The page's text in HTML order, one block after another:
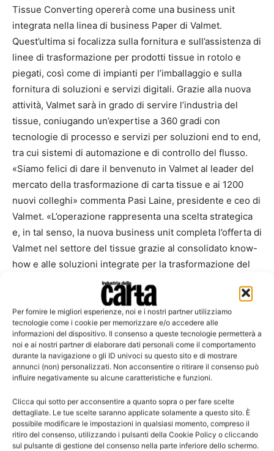
Per fornire le migliori esperienze, noi e i nostri partner utilizziamo
tecnologie come i cookie per memorizzare e/o accedere alle
informazioni del dispositivo. Il consenso a queste tecnologie permetterà a
noi e ai nostri partner di elaborare dati personali come il comportamento
durante la navigazione o gli ID univoci su questo sito e di mostrare
annunci (non) personalizzati. Non acconsentire o ritirare il consenso può
influire negativamente su alcune caratteristiche e funzioni.
Clicca qui sotto per acconsentire a quanto sopra o per fare scelte
dettagliate. Le tue scelte saranno applicate solamente a questo sito. È
possibile modificare le impostazioni in qualsiasi momento, compreso il
ritiro del consenso, utilizzando i pulsanti della Cookie Policy o cliccando
sul pulsante di gestione del consenso nella parte inferiore dello schermo.
Tissue Converting opererà come una business unit
integrata nella linea di business Paper di Valmet.
Quest’ultima si focalizza sulla fornitura e sull’assistenza di
linee di trasformazione per prodotti tissue in rotolo e
piegati, così come di impianti per l’imballaggio e sulla
fornitura di soluzioni e servizi digitali. Grazie alla nuova
attività, Valmet sarà in grado di servire l’industria del
tissue, coniugando un’expertise a 360 gradi con
tecnologie di processo e servizi per soluzioni end to end,
tra cui sistemi di automazione e di controllo del flusso.
«Siamo felici di dare il benvenuto in Valmet al leader del
mercato della trasformazione di carta tissue e ai 1200
nuovi colleghi» commenta Pasi Laine, presidente e ceo di
Valmet. «L’operazione rappresenta una scelta strategica
e, in tal senso, la nuova business unit completa l’offerta di
Valmet nel settore del tissue grazie al consolidato know-
how e alle soluzioni integrate per la trasformazione del
tissue fino all’imballaggio. Entrare nel settore della
trasformazione del tissue ci permette di fare un ulteriore
passo avanti, rafforzando la nostra posizione di mercato,
per continuare ad affiancare i nostri clienti a livello
globale».
«Oggi inizia un nuovo importante capitolo della nostra
storia e siamo molto entusiasti di entrare a far parte di
crescita della nuova Tissue converting business unit e
permetteranno di dare impulso a innovativi progetti»
dichiara Oswaldo Cruz Junior, responsabile Tissue